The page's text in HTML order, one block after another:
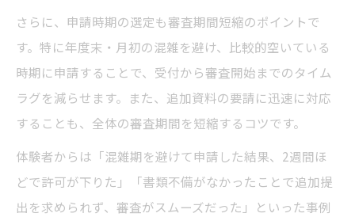
さらに、申請時期の選定も審査期間短縮のポイントで
す。特に年度末・月初の混雑を避け、比較的空いている
時期に申請することで、受付から審査開始までのタイム
ラグを減らせます。また、追加資料の要請に迅速に対応
することも、全体の審査期間を短縮するコツです。
体験者からは「混雑期を避けて申請した結果、2週間ほ
どで許可が下りた」「書類不備がなかったことで追加提
出を求められず、審査がスムーズだった」といった事例